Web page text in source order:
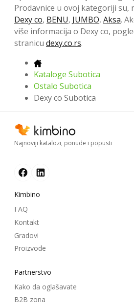
Prodavnice u ovoj kategoriji su,
Dexy co, BENU, JUMBO, Aksa.
više informacija o Dexy co,
stranicu dexy.co.rs.
Kataloge Subotica
Ostalo Subotica
Dexy co Subotica
Najnoviji katalozi, ponude i popusti
Kimbino
FAQ
Kontakt
Gradovi
Proizvode
Partnerstvo
Kako da oglašavate
B2B zona